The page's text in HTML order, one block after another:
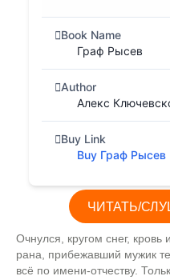
Book Name
Граф Рысев
Author
Алекс
Buy Link
Buy Граф Рысев
ЧИТАТЬ/
Очнулся, кругом снег,
рана, прибежавший мужик
всё по имени-отчеству.